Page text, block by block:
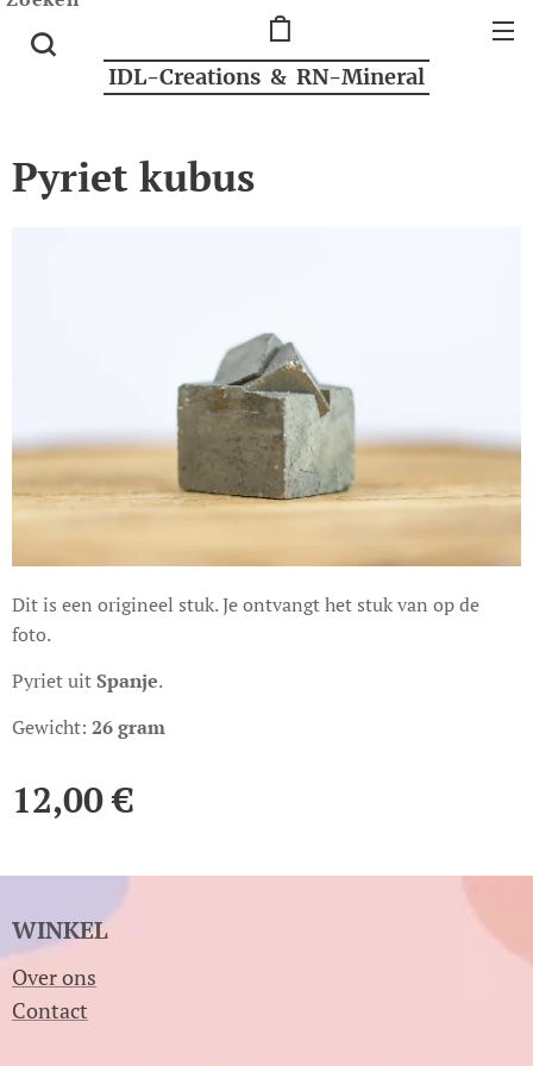
IDL-Creations & RN-Mineral
Pyriet kubus
Dit is een origineel stuk. Je ontvangt het stuk van op de
foto.
Pyriet uitSpanje.
Gewicht: 26 gram
12,00€
WINKEL
Over ons
Contact